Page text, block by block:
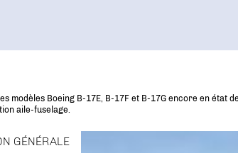
Boeing B-17E, B-17F et B-17G encore en état
aile-fuselage.
GÉNÉRALE